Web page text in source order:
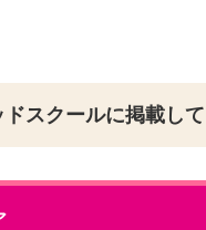
ドスクールに掲載して